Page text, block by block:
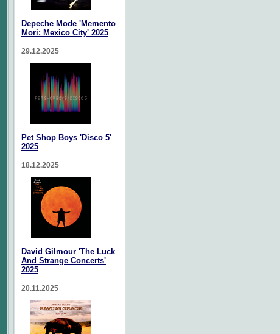
Depeche Mode 'Memento
Mori: Mexico City' 2025
29.12.2025
Pet Shop Boys 'Disco 5'
2025
18.12.2025
David Gilmour 'The Luck
And Strange Concerts'
2025
20.11.2025